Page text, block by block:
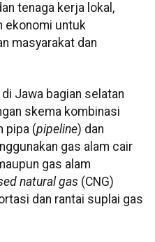
tenaga kerja lokal,
ekonomi untuk
masyarakat dan
Jawa bagian selatan
skema kombinasi
pipa (pipeline) dan
gas alam cair
gas alam
natural gas (CNG)
dan rantai suplai gas